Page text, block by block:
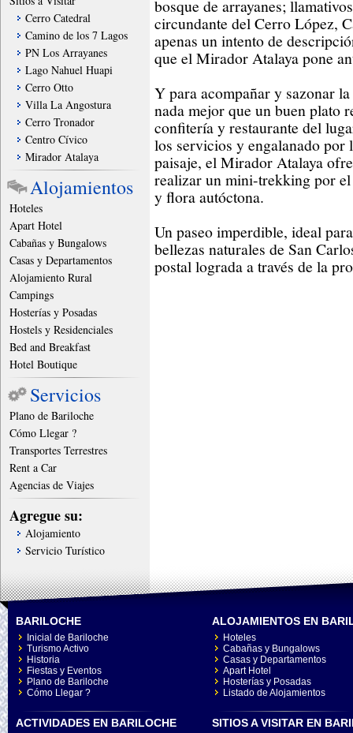
Cerro Catedral
Camino de los 7 Lagos
PN Los Arrayanes
Lago Nahuel Huapi
Cerro Otto
Villa La Angostura
Cerro Tronador
Centro Cívico
Mirador Atalaya
Alojamientos
Hoteles
Apart Hotel
Cabañas y Bungalows
Casas y Departamentos
Alojamiento Rural
Campings
Hosterías y Posadas
Hostels y Residenciales
Bed and Breakfast
Hotel Boutique
Servicios
Plano de Bariloche
Cómo Llegar ?
Transportes Terrestres
Rent a Car
Agencias de Viajes
Agregue su:
Alojamiento
Servicio Turístico
bosque de arrayanes;
circundante del Cerro López,
apenas un intento de
que el Mirador Atalaya pone
Y para acompañar y sazonar
nada mejor que un buen plato
confitería y restaurante del
los servicios y engalanado por
paisaje, el Mirador Atalaya
realizar un mini-trekking por
y flora autóctona.
Un paseo imperdible, ideal
bellezas naturales de San
postal lograda a través de la
BARILOCHE
Inicial de Bariloche
Turismo Activo
Historia
Fiestas y Eventos
Plano de Bariloche
Cómo Llegar ?
ACTIVIDADES EN BARILOCHE
ALOJAMIENTOS EN
Hoteles
Cabañas y Bungalows
Casas y Departamentos
Apart Hotel
Hosterías y Posadas
Listado de Alojamientos
SITIOS A VISITAR EN